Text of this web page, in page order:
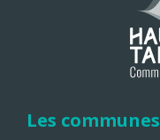
Les communes